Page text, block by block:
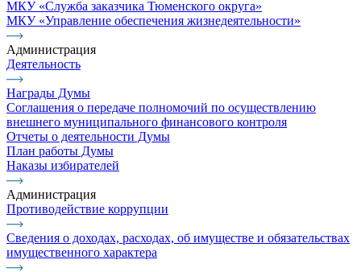
МКУ «Служба заказчика Тюменского округа»
МКУ «Управление обеспечения жизнедеятельности»
Администрация
Деятельность
Награды Думы
Соглашения о передаче полномочий по осуществлению
внешнего муниципального финансового контроля
Отчеты о деятельности Думы
План работы Думы
Наказы избирателей
Администрация
Противодействие коррупции
Сведения о доходах, расходах, об имуществе и обязательствах
имущественного характера